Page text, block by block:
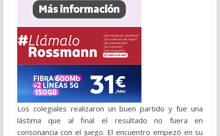
Los colegiales realizaron un buen partido y fue una
lástima que al final el resultado no fuera en
consonancia con el juego. El encuentro empezó en su